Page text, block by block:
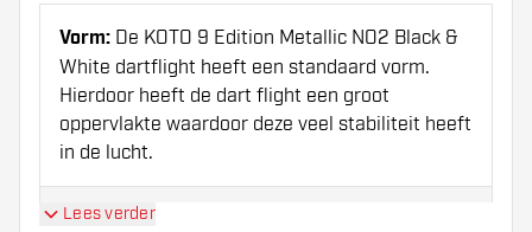
Vorm: De KOTO 9 Edition Metallic NO2 Black &
White dartflight heeft een standaard vorm.
Hierdoor heeft de dart flight een groot
oppervlakte waardoor deze veel stabiliteit heeft
in de lucht.
Design:De KOTO 9 Edition Metallic NO2 dart
Lees verder